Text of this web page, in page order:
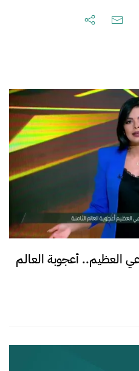
العظيم.. أعجوبة العالم